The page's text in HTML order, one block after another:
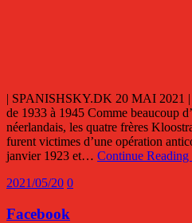
| SPANISHSKY.DK 20 MAI 2021 |
de 1933 à 1945 Comme beaucoup
néerlandais, les quatre frères
furent victimes d’une opération
janvier 1923 et… Continue
2021/05/20 0
Facebook